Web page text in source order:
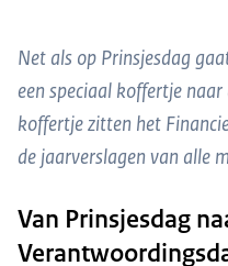
Net als op Prinsjesdag
een speciaal koffertje
koffertje zitten het
de jaarverslagen van alle
Van Prinsjesdag